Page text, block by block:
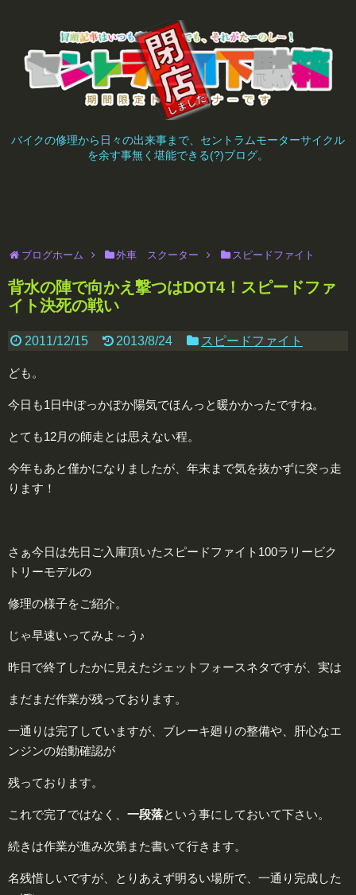
バイクの修理から日々の出来事まで、セントラムモーターサイクル
を余す事無く堪能できる(?)ブログ。
ブログホーム 外車 スクーター スピードファイト
背水の陣で向かえ撃つはDOT4！スピードファ
イト決死の戦い
2011/12/15 2013/8/24 スピードファイト
ども。
今日も1日中ぽっかぽか陽気でほんっと暖かかったですね。
とても12月の師走とは思えない程。
今年もあと僅かになりましたが、年末まで気を抜かずに突っ走
ります！
さぁ今日は先日ご入庫頂いたスピードファイト100ラリービク
トリーモデルの
修理の様子をご紹介。
じゃ早速いってみよ～う♪
昨日で終了したかに見えたジェットフォースネタですが、実は
まだまだ作業が残っております。
一通りは完了していますが、ブレーキ廻りの整備や、肝心なエ
ンジンの始動確認が
残っております。
これで完了ではなく、 一段落という事にしておいて下さい。
続きは作業が進み次第また書いて行きます。
名残惜しいですが、とりあえず明るい場所で、一通り完成した